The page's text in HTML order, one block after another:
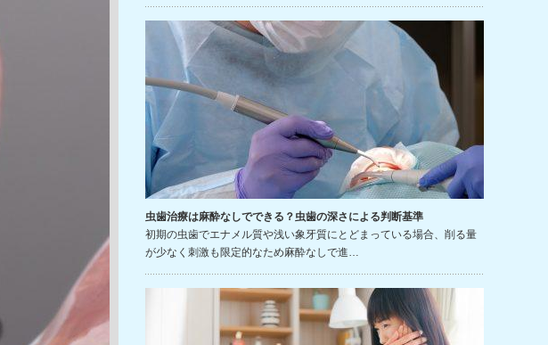
虫歯治療は麻酔なしでできる？虫歯の深さによる判断基準
初期の虫歯でエナメル質や浅い象牙質にとどまっている場合、削る量
が少なく刺激も限定的なため麻酔なしで進…